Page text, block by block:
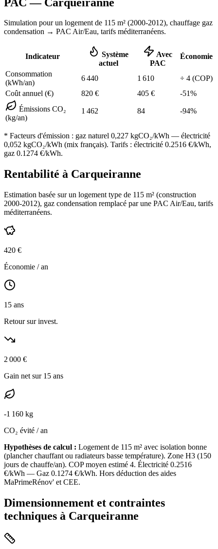
Simulation pour un logement de 115 m² (2000-2012), chauffage gaz
condensation → PAC Air/Eau, tarifs méditerranéens.
Indicateur
Système
actuel
Avec
PAC
Économie
Consommation
(kWh/an)
6 440 1 610 ÷ 4 (COP)
Coût annuel (€)
820 € 405 € -51%
Émissions CO₂
(kg/an)
1 462 84 -94%
* Facteurs d'émission : gaz naturel 0,227 kgCO₂/kWh — électricité
0,052 kgCO₂/kWh (mix français). Tarifs : électricité 0.2516 €/kWh,
gaz 0.1274 €/kWh.
Rentabilité à Carqueiranne
Estimation basée sur un logement type de 115 m² (construction
2000-2012), gaz condensation remplacé par une PAC Air/Eau, tarifs
méditerranéens.
420 €
Économie / an
15 ans
Retour sur invest.
2 000 €
Gain net sur 15 ans
-1 160 kg
CO₂ évité / an
Hypothèses de calcul : Logement de 115 m² avec isolation bonne
(plancher chauffant ou radiateurs basse température). Zone H3 (150
jours de chauffe/an). COP moyen estimé 4. Électricité 0.2516
€/kWh — Gaz 0.1274 €/kWh. Hors déduction des aides
MaPrimeRénov' et CEE.
Dimensionnement et contraintes
techniques à Carqueiranne